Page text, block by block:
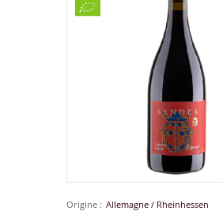
Origine Allemagne / Rheinhessen